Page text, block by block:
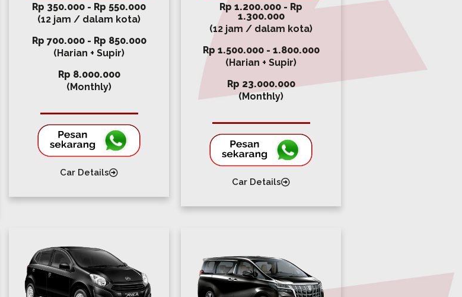
Rp 350.000 - Rp 550.000
(12 jam / dalam kota)
Rp 700.000 - Rp 850.000
(Harian + Supir)
Rp 8.000.000
(Monthly)
Car Details
Rp 1.200.000 - Rp
1.300.000
(12 jam / dalam kota)
Rp 1.500.000 - 1.800.000
(Harian + Supir)
Rp 23.000.000
(Monthly)
Car Details